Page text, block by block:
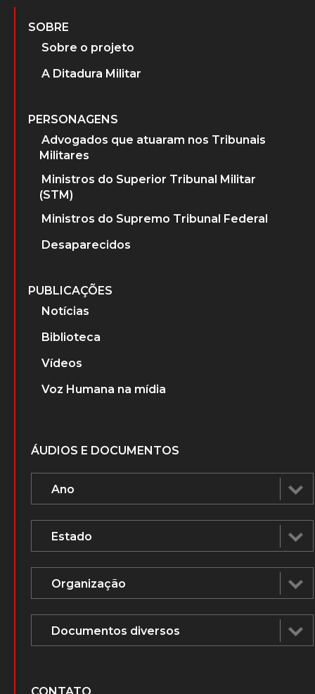
SOBRE
Sobre o projeto
A Ditadura Militar
PERSONAGENS
Advogados que atuaram nos Tribunais
Militares
Ministros do Superior Tribunal Militar
(STM)
Ministros do Supremo Tribunal Federal
Desaparecidos
PUBLICAÇÕES
Notícias
Biblioteca
Vídeos
Voz Humana na mídia
ÁUDIOS E DOCUMENTOS